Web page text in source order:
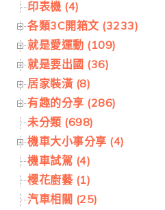
印表機 (4)
各類3C開箱文 (3233)
就是愛運動 (109)
就是要出國 (36)
居家裝潢 (8)
有趣的分享 (286)
未分類 (698)
機車大小事分享 (4)
機車試駕 (4)
櫻花廚藝 (1)
汽車相關 (25)